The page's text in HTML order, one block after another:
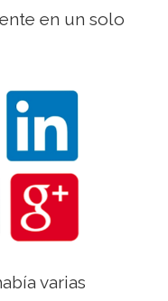
en un solo
varias